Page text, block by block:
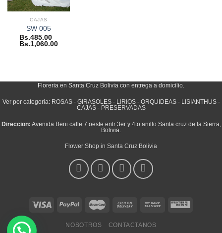
CAJAS
SW 005
Bs.485.00–
Bs.1,060.00
Floreria en Santa Cruz Bolivia con entrega a domicilio.
Ver por categoria: ROSAS - GIRASOLES- LIRIOS- ORQUIDEAS- LISIANTHUS-
CAJAS- PRESERVADAS
Direccion: Avenida Beni calle 7 oeste entr 3er y 4to anillo Santa cruz de la Sierra,
Bolivia.
Flower Shop in Santa Cruz Bolivia
NOSOTROS CONTACTANOS